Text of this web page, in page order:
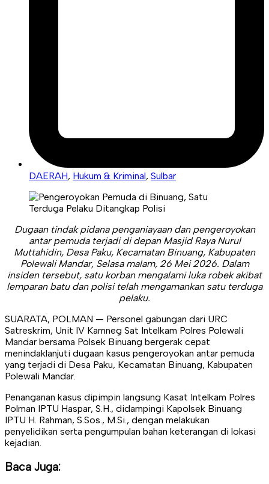
DAERAH, Hukum & Kriminal, Sulbar
Dugaan tindak pidana penganiayaan dan pengeroyokan
antar pemuda terjadi di depan Masjid Raya Nurul
Muttahidin, Desa Paku, Kecamatan Binuang, Kabupaten
Polewali Mandar, Selasa malam, 26 Mei 2026. Dalam
insiden tersebut, satu korban mengalami luka robek akibat
lemparan batu dan polisi telah mengamankan satu terduga
pelaku.
SUARATA, POLMAN — Personel gabungan dari URC
Satreskrim, Unit IV Kamneg Sat Intelkam Polres Polewali
Mandar bersama Polsek Binuang bergerak cepat
menindaklanjuti dugaan kasus pengeroyokan antar pemuda
yang terjadi di Desa Paku, Kecamatan Binuang, Kabupaten
Polewali Mandar.
Penanganan kasus dipimpin langsung Kasat Intelkam Polres
Polman IPTU Haspar, S.H., didampingi Kapolsek Binuang
IPTU H. Rahman, S.Sos., M.Si., dengan melakukan
penyelidikan serta pengumpulan bahan keterangan di lokasi
kejadian.
Baca Juga: